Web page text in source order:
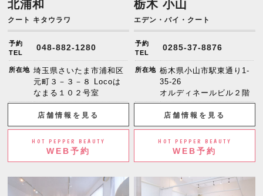
北浦和
クート キタウラワ
予約
TEL
048-882-1280
所在地 埼玉県さいたま市浦和区
元町３－３－８ Locoは
なまる１０２号室
店舗情報を見る
HOT PEPPER BEAUTY
WEB予約
栃木 小山
エデン・バイ・クート
予約
TEL
0285-37-8876
所在地 栃木県小山市駅東通り1-
35-26
オルディネールビル２階
店舗情報を見る
HOT PEPPER BEAUTY
WEB予約